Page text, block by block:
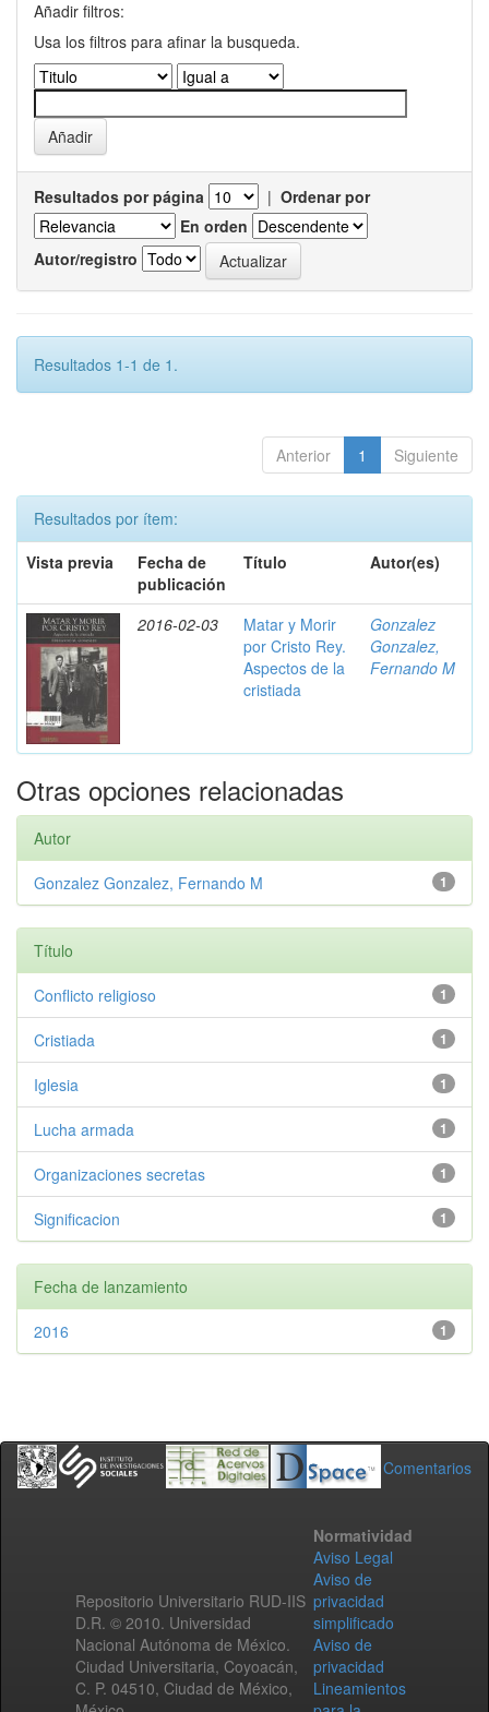
Añadir filtros:
Usa los filtros para afinar la busqueda.
Resultados por página | Ordenar por
En orden
Autor/registro
Resultados 1-1 de 1.
Anterior 1 Siguiente
Resultados por ítem:
Vista previa
Fecha de
publicación
Título Autor(es)
2016-02-03
Matar y Morir
por Cristo Rey.
Aspectos de la
cristiada
Gonzalez
Gonzalez,
Fernando M
Otras opciones relacionadas
Autor
1
Gonzalez Gonzalez, Fernando M
Título
1
Conflicto religioso
1
Cristiada
1
Iglesia
1
Lucha armada
1
Organizaciones secretas
1
Significacion
Fecha de lanzamiento
1
2016
Comentarios
Repositorio Universitario RUD-IIS
D.R. © 2010. Universidad
Nacional Autónoma de México.
Ciudad Universitaria, Coyoacán,
C. P. 04510, Ciudad de México,
Normatividad
Aviso Legal
Aviso de
privacidad
simplificado
Aviso de
privacidad
Lineamientos